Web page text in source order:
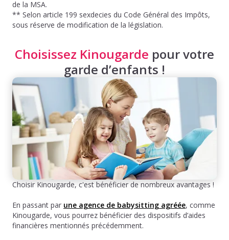
de la MSA.
** Selon article 199 sexdecies du Code Général des Impôts,
sous réserve de modification de la législation.
Choisissez Kinougarde pour votre
garde d’enfants !
Choisir Kinougarde, c'est bénéficier de nombreux avantages !
En passant par une agence de babysitting agréée, comme
Kinougarde, vous pourrez bénéficier des dispositifs d’aides
financières mentionnés précédemment.